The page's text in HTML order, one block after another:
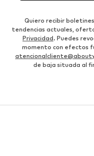
Quiero recibir
tendencias actuales,
Privacidad. Puedes
momento con efectos
de baja situada al